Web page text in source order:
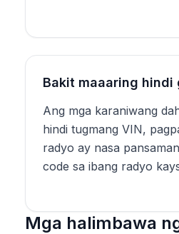
Bakit maaaring hindi
Ang mga karaniwang
hindi tugmang VIN,
radyo ay nasa
code sa ibang radyo
Mga halimbawa